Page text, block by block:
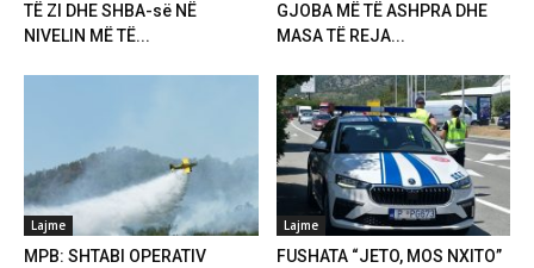
TË ZI DHE SHBA-së NË
NIVELIN MË TË...
GJOBA MË TË ASHPRA DHE
MASA TË REJA...
Lajme
MPB: SHTABI OPERATIV
Lajme
FUSHATA “JETO, MOS NXITO”